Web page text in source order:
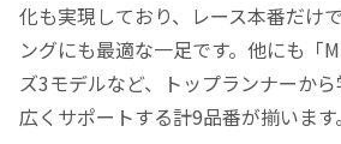
化も実現しており、レース本番だけ
ングにも最適な一足です。他にも「
ズ3モデルなど、トップランナーか
広くサポートする計9品番が揃います。